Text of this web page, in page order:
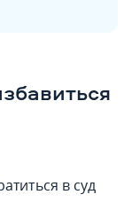
в суд